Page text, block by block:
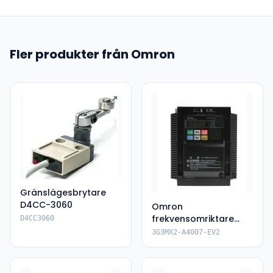
Fler produkter från Omron
Gränslägesbrytare
D4CC-3060
D4CC3060
Omron
frekvensomriktare
3G3MX2-A4007-EV2
3G3MX2-A4007-EV2